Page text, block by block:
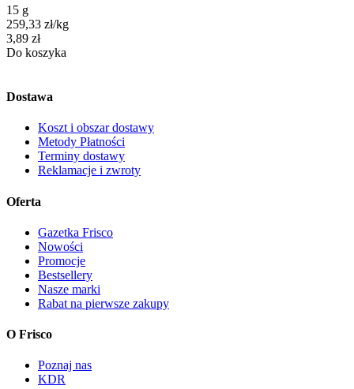
15 g
259,33 zł/kg
Cena
3,89 zł
Do koszyka
Dostawa
Koszt i obszar dostawy
Metody Płatności
Terminy dostawy
Reklamacje i zwroty
Oferta
Gazetka Frisco
Nowości
Promocje
Bestsellery
Nasze marki
Rabat na pierwsze zakupy
O Frisco
Poznaj nas
KDR